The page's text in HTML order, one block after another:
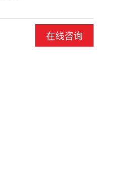
在线咨询